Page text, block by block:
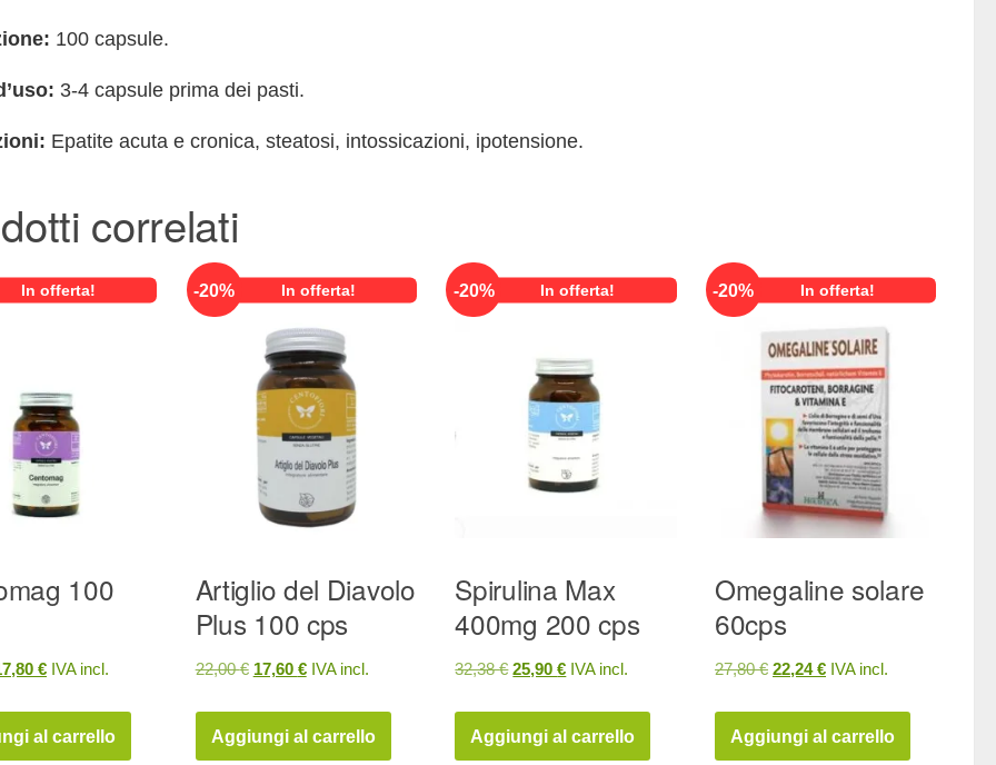
100 capsule.
3-4 capsule prima dei pasti.
Epatite acuta e cronica, steatosi, intossicazioni, ipotensione.
correlati
In offerta!
100
€Il
attuale
IVA incl.
al carrello
-20% In offerta!
Artiglio del Diavolo
Plus 100 cps
22,00€ Il
originale
17,60 €Il
attuale
IVA incl.
Aggiungi al carrello
-20% In offerta!
Spirulina Max
400mg 200 cps
32,38€ Il
originale
25,90€Il
attuale
IVA incl.
Aggiungi al carrello
-20% In offerta!
Omegaline solare
60cps
27,80€ Il
originale
22,24€Il
attuale
IVA incl.
Aggiungi al carrello